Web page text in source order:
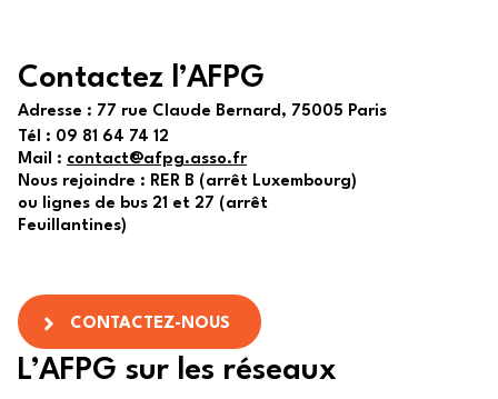
Contactez l’AFPG
Adresse : 77 rue Claude Bernard, 75005 Paris
Tél : 09 81 64 74 12
Mail : contact@afpg.asso.fr
Nous rejoindre : RER B (arrêt Luxembourg)
ou lignes de bus 21 et 27 (arrêt
Feuillantines)
CONTACTEZ-NOUS
L’AFPG sur les réseaux